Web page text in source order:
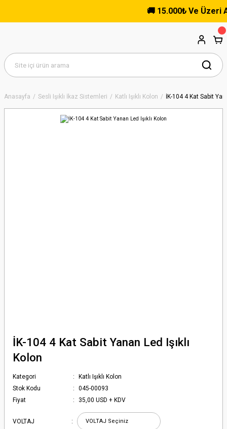
🚚 15.000₺ Ve Üzeri
Anasayfa Sesli Işıklı İkaz Sistemleri Katlı Işıklı Kolon İK-104 4 Kat Sabit
İK-104 4 Kat Sabit Yanan Led Işıklı
Kolon
Kategori
Katlı Işıklı Kolon
Stok Kodu
045-00093
Fiyat
35,00 USD + KDV
VOLTAJ